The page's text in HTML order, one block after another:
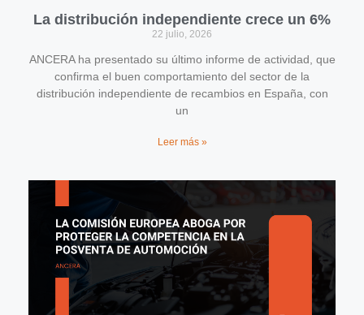
La distribución independiente crece un 6%
22 julio, 2026
ANCERA ha presentado su último informe de actividad, que
confirma el buen comportamiento del sector de la
distribución independiente de recambios en España, con
un
Leer más »